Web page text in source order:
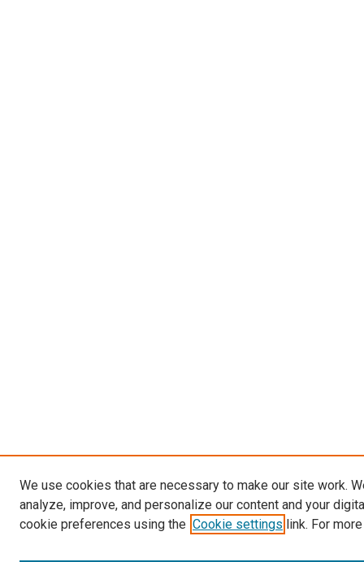
We use cookies that are necessary to make our site work.
analyze, improve, and personalize our content and your
cookie preferences using the Cookie settings link. For